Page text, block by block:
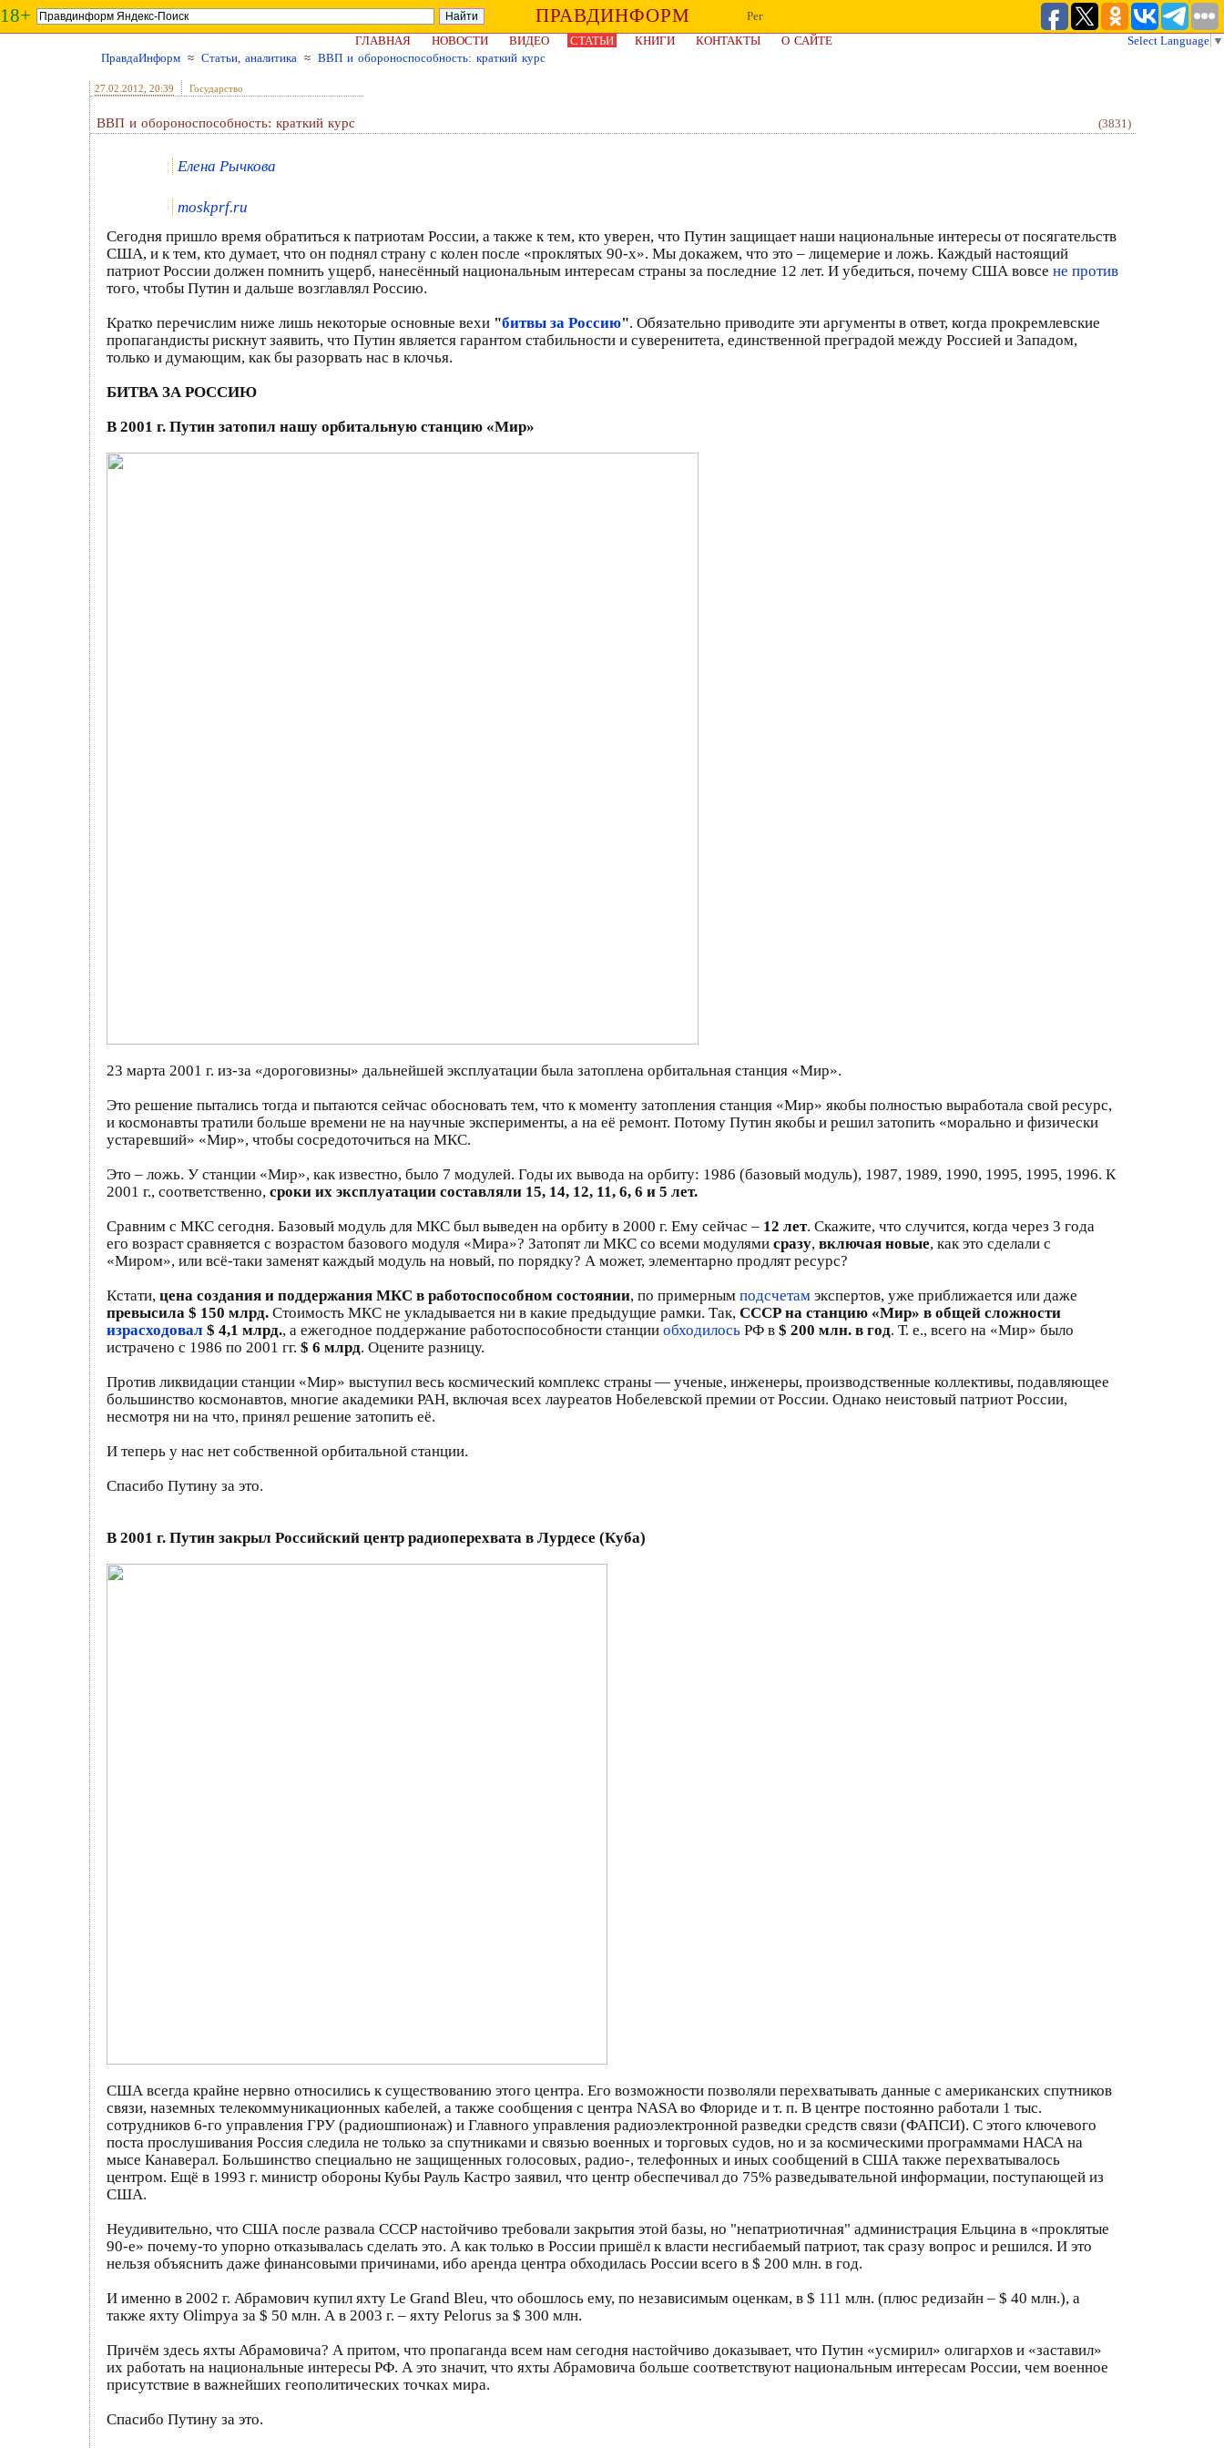
18+ ПРАВДИНФОРМ
Рег
ГЛАВНАЯ
НОВОСТИ ВИДЕО СТАТЬИ КНИГИ КОНТАКТЫ О САЙТЕ Select Language ▼
ПравдаИнформ ≈ Статьи, аналитика ≈ ВВП и обороноспособность: краткий курс
27.02.2012 , 20:39 Государство
ВВП и обороноспособность: краткий курс (3831)
Елена Рычкова
moskprf.ru
Сегодня пришло время обратиться к патриотам России, а также к тем, кто уверен, что Путин защищает наши национальные интересы от посягательств
США, и к тем, кто думает, что он поднял страну с колен после «проклятых 90-х». Мы докажем, что это – лицемерие и ложь. Каждый настоящий
патриот России должен помнить ущерб, нанесённый национальным интересам страны за последние 12 лет. И убедиться, почему США вовсе не против
того, чтобы Путин и дальше возглавлял Россию.
Кратко перечислим ниже лишь некоторые основные вехи "битвы за Россию". Обязательно приводите эти аргументы в ответ, когда прокремлевские
пропагандисты рискнут заявить, что Путин является гарантом стабильности и суверенитета, единственной преградой между Россией и Западом,
только и думающим, как бы разорвать нас в клочья.
БИТВА ЗА РОССИЮ
В 2001 г. Путин затопил нашу орбитальную станцию «Мир»
23 марта 2001 г. из-за «дороговизны» дальнейшей эксплуатации была затоплена орбитальная станция «Мир».
Это решение пытались тогда и пытаются сейчас обосновать тем, что к моменту затопления станция «Мир» якобы полностью выработала свой ресурс,
и космонавты тратили больше времени не на научные эксперименты, а на её ремонт. Потому Путин якобы и решил затопить «морально и физически
устаревший» «Мир», чтобы сосредоточиться на МКС.
Это – ложь. У станции «Мир», как известно, было 7 модулей. Годы их вывода на орбиту: 1986 (базовый модуль), 1987, 1989, 1990, 1995, 1995, 1996. К
2001 г., соответственно, сроки их эксплуатации составляли 15, 14, 12, 11, 6, 6 и 5 лет.
Сравним с МКС сегодня. Базовый модуль для МКС был выведен на орбиту в 2000 г. Ему сейчас – 12 лет. Скажите, что случится, когда через 3 года
его возраст сравняется с возрастом базового модуля «Мира»? Затопят ли МКС со всеми модулями сразу, включая новые, как это сделали с
«Миром», или всё-таки заменят каждый модуль на новый, по порядку? А может, элементарно продлят ресурс?
Кстати, цена создания и поддержания МКС в работоспособном состоянии, по примерным подсчетам экспертов, уже приближается или даже
превысила $ 150 млрд. Стоимость МКС не укладывается ни в какие предыдущие рамки. Так, СССР на станцию «Мир» в общей сложности
израсходовал $ 4,1 млрд., а ежегодное поддержание работоспособности станции обходилось РФ в $ 200 млн. в год. Т. е., всего на «Мир» было
истрачено с 1986 по 2001 гг. $ 6 млрд. Оцените разницу.
Против ликвидации станции «Мир» выступил весь космический комплекс страны — ученые, инженеры, производственные коллективы, подавляющее
большинство космонавтов, многие академики РАН, включая всех лауреатов Нобелевской премии от России. Однако неистовый патриот России,
несмотря ни на что, принял решение затопить её.
И теперь у нас нет собственной орбитальной станции.
Спасибо Путину за это.
В 2001 г. Путин закрыл Российский центр радиоперехвата в Лурдесе (Куба)
США всегда крайне нервно относились к существованию этого центра. Его возможности позволяли перехватывать данные с американских спутников
связи, наземных телекоммуникационных кабелей, а также сообщения с центра NASA во Флориде и т. п. В центре постоянно работали 1 тыс.
сотрудников 6-го управления ГРУ (радиошпионаж) и Главного управления радиоэлектронной разведки средств связи (ФАПСИ). С этого ключевого
поста прослушивания Россия следила не только за спутниками и связью военных и торговых судов, но и за космическими программами НАСА на
мысе Канаверал. Большинство специально не защищенных голосовых, радио-, телефонных и иных сообщений в США также перехватывалось
центром. Ещё в 1993 г. министр обороны Кубы Рауль Кастро заявил, что центр обеспечивал до 75% разведывательной информации, поступающей из
США.
Неудивительно, что США после развала СССР настойчиво требовали закрытия этой базы, но "непатриотичная" администрация Ельцина в «проклятые
90-е» почему-то упорно отказывалась сделать это. А как только в России пришёл к власти несгибаемый патриот, так сразу вопрос и решился. И это
нельзя объяснить даже финансовыми причинами, ибо аренда центра обходилась России всего в $ 200 млн. в год.
И именно в 2002 г. Абрамович купил яхту Le Grand Bleu, что обошлось ему, по независимым оценкам, в $ 111 млн. (плюс редизайн – $ 40 млн.), а
также яхту Olimpya за $ 50 млн. А в 2003 г. – яхту Pelorus за $ 300 млн.
Причём здесь яхты Абрамовича? А притом, что пропаганда всем нам сегодня настойчиво доказывает, что Путин «усмирил» олигархов и «заставил»
их работать на национальные интересы РФ. А это значит, что яхты Абрамовича больше соответствуют национальным интересам России, чем военное
присутствие в важнейших геополитических точках мира.
Спасибо Путину за это.